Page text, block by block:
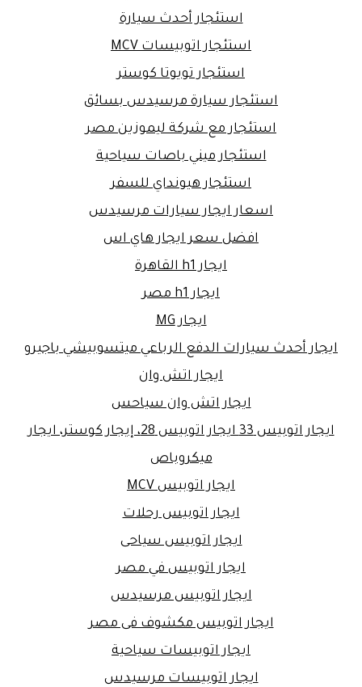
استئجار أحدث سيارة
استئجار اتوبيسات MCV
استئجار تويوتا كوستر
استئجار سيارة مرسيدس بسائق
استئجار مع شركة ليموزين مصر
استئجار ميني باصات سياحية
استئجار هيونداي للسفر
اسعار ايجار سيارات مرسيدس
افضل سعر ايجار هاي اس
ايجار h1 القاهرة
ايجار h1 مصر
ايجار MG
ايجار أحدث سيارات الدفع الرباعي ميتسوبيشي باجيرو
ايجار اتش وان
ايجار اتش وان سياحس
ايجار اتوبيس 33 ايجار اتوبيس 28، إيجار كوستر، ايجار
ميكروباص
ايجار اتوبيس MCV
ايجار اتوبيس رحلات
ايجار اتوبيس سياحى
ايجار اتوبيس في مصر
ايجار اتوبيس مرسيدس
ايجار اتوبيس مكشوف فى مصر
ايجار اتوبيسات سياحية
ايجار اتوبيسات مرسيدس